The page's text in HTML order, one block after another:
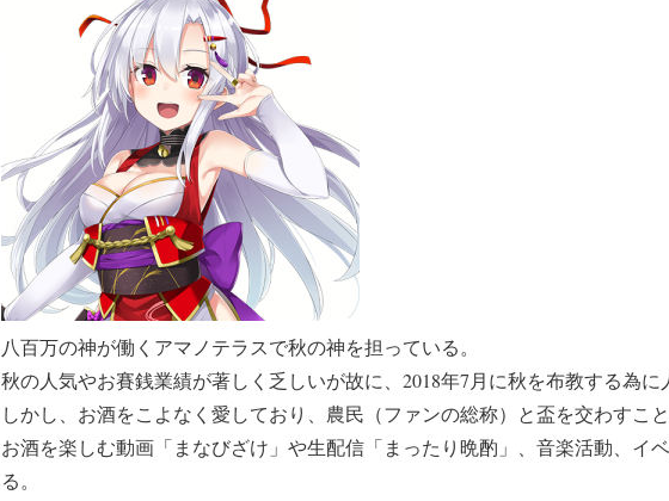
八百万の神が働くアマノテラスで秋の神を担っている。
秋の人気やお賽銭業績が著しく乏しいが故に、2018年7月に秋を布教する為に
しかし、お酒をこよなく愛しており、農民（ファンの総称）と盃を交わすこ
お酒を楽しむ動画「まなびざけ」や生配信「まったり晩酌」、音楽活動、イ
る。